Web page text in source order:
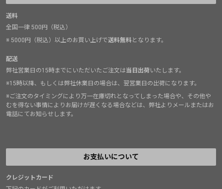
送料
全国一律 500円（税込）
※ 5000円（税込）以上のお買い上げで送料無料となります。
配送
弊社営業日の15時までにいただいたご注文は当日出荷いたします。
※15時以降、もしくは弊社休業日の場合は、翌営業日の出荷になります。
※ご注文のタイミングにより万一在庫切れとなってしまった場合や、その他や
むを得ない事情によりお届けが遅くなる場合などは、弊社よりメールまたはお
電話にてお知らせします。
お支払いについて
クレジットカード